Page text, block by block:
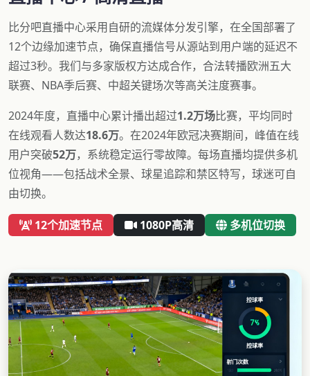
比分吧直播中心采用自研的流媒体分发引擎，在全国部署了
12个边缘加速节点，确保直播信号从源站到用户端的延迟不
超过3秒。我们与多家版权方达成合作，合法转播欧洲五大
联赛、NBA季后赛、中超关键场次等高关注度赛事。
2024年度，直播中心累计播出超过1.2万场比赛，平均同时
在线观看人数达18.6万。在2024年欧冠决赛期间，峰值在线
用户突破52万，系统稳定运行零故障。每场直播均提供多机
位视角——包括战术全景、球星追踪和禁区特写，球迷可自
由切换。
12个加速节点 1080P高清 多机位切换